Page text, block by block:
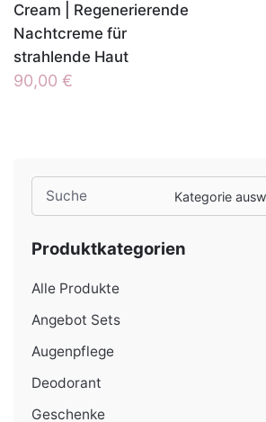
Search
for
Kategorie
Produktkategorien
Alle Produkte
Angebot Sets
Augenpflege
Deodorant
Geschenke
Cream | Regenerierende
Nachtcreme für
strahlende Haut
90,00 €